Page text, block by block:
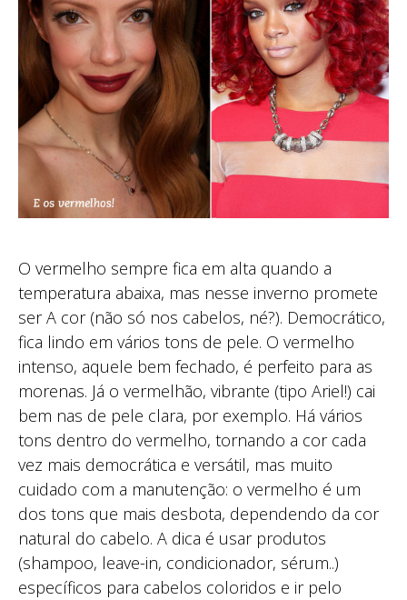
O vermelho sempre fica em alta quando a
temperatura abaixa, mas nesse inverno promete
ser A cor (não só nos cabelos, né?). Democrático,
fica lindo em vários tons de pele. O vermelho
intenso, aquele bem fechado, é perfeito para as
morenas. Já o vermelhão, vibrante (tipo Ariel!) cai
bem nas de pele clara, por exemplo. Há vários
tons dentro do vermelho, tornando a cor cada
vez mais democrática e versátil, mas muito
cuidado com a manutenção: o vermelho é um
dos tons que mais desbota, dependendo da cor
natural do cabelo. A dica é usar produtos
(shampoo, leave-in, condicionador, sérum..)
específicos para cabelos coloridos e ir pelo